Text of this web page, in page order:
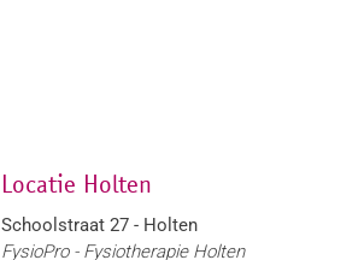
Locatie Holten
Schoolstraat 27 - Holten
FysioPro - Fysiotherapie Holten